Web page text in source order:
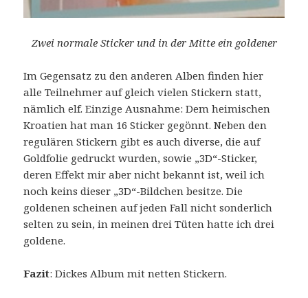
Zwei normale Sticker und in der Mitte ein goldener
Im Gegensatz zu den anderen Alben finden hier
alle Teilnehmer auf gleich vielen Stickern statt,
nämlich elf. Einzige Ausnahme: Dem heimischen
Kroatien hat man 16 Sticker gegönnt. Neben den
regulären Stickern gibt es auch diverse, die auf
Goldfolie gedruckt wurden, sowie „3D“-Sticker,
deren Effekt mir aber nicht bekannt ist, weil ich
noch keins dieser „3D“-Bildchen besitze. Die
goldenen scheinen auf jeden Fall nicht sonderlich
selten zu sein, in meinen drei Tüten hatte ich drei
goldene.
Fazit: Dickes Album mit netten Stickern.